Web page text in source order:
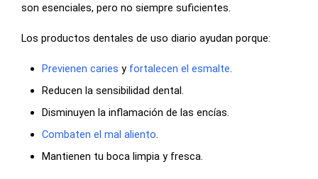
son esenciales, pero no siempre suficientes.
Los productos dentales de uso diario ayudan porque:
Previenen caries y fortalecen el esmalte.
Reducen la sensibilidad dental.
Disminuyen la inflamación de las encías.
Combaten el mal aliento.
Mantienen tu boca limpia y fresca.